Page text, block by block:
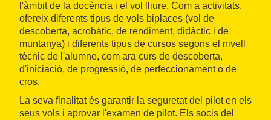
l'àmbit de la docència i el vol lliure. Com a activitats,
ofereix diferents tipus de vols biplaces (vol de
descoberta, acrobàtic, de rendiment, didàctic i de
muntanya) i diferents tipus de cursos segons el nivell
tècnic de l'alumne, com ara curs de descoberta,
d'iniciació, de progressió, de perfeccionament o de
cros.
La seva finalitat és garantir la seguretat del pilot en els
seus vols i aprovar l'examen de pilot. Els socis del